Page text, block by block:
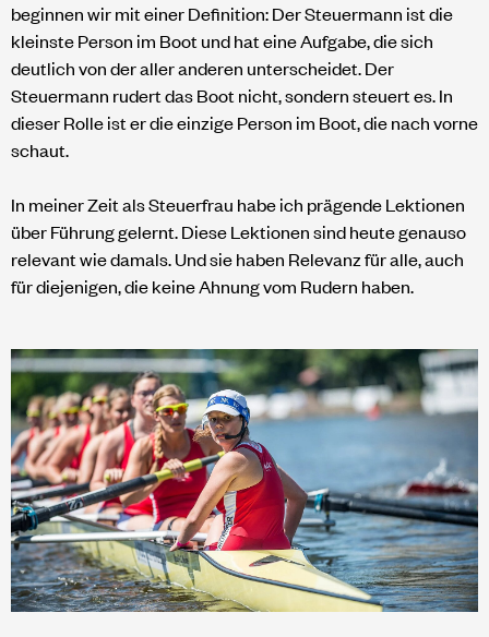
beginnen wir mit einer Definition: Der Steuermann ist die
kleinste Person im Boot und hat eine Aufgabe, die sich
deutlich von der aller anderen unterscheidet. Der
Steuermann rudert das Boot nicht, sondern steuert es. In
dieser Rolle ist er die einzige Person im Boot, die nach vorne
schaut.
In meiner Zeit als Steuerfrau habe ich prägende Lektionen
über Führung gelernt. Diese Lektionen sind heute genauso
relevant wie damals. Und sie haben Relevanz für alle, auch
für diejenigen, die keine Ahnung vom Rudern haben.